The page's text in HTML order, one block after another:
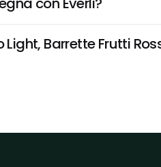
Barrette Frutti